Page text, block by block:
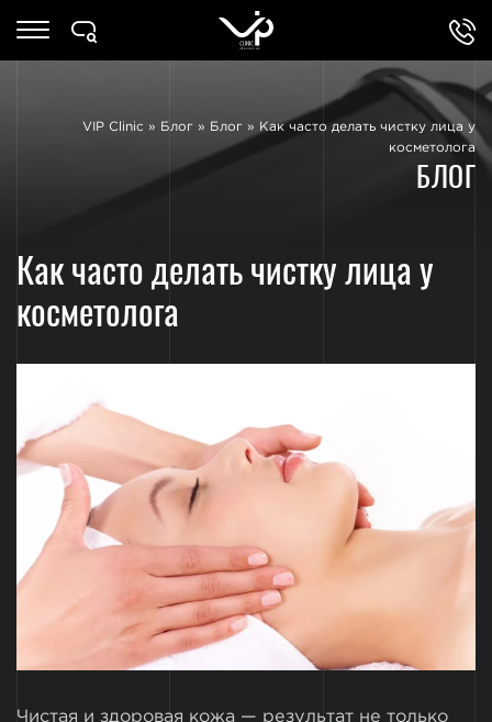
VIP Clinic » Блог » Блог »
Как часто делать чистку лица у
косметолога
БЛОГ
Как часто делать чистку лица у
косметолога
Чистая и здоровая кожа — результат не только